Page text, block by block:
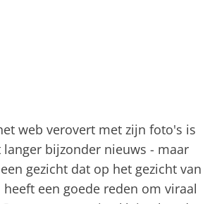
web verovert met zijn foto's is
bijzonder nieuws - maar
gezicht dat op het gezicht van
een goede reden om viraal